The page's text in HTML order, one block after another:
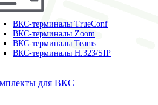
ВКС-терминалы TrueConf
ВКС-терминалы Zoom
ВКС-терминалы Teams
ВКС-терминалы H.323/SIP
для ВКС